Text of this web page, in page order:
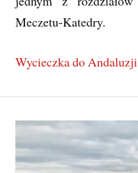
Meczetu-Katedry.
Wycieczka do Andaluzji